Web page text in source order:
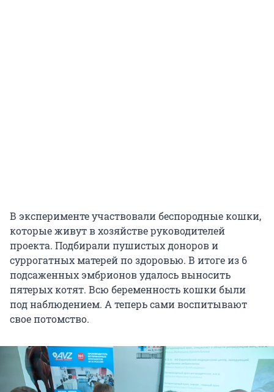
В эксперименте участвовали беспородные кошки,
которые живут в хозяйстве руководителей
проекта. Подбирали пушистых доноров и
суррогатных матерей по здоровью. В итоге из 6
подсаженных эмбрионов удалось выносить
пятерых котят. Всю беременность кошки были
под наблюдением. А теперь сами воспитывают
свое потомство.